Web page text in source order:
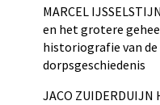
MARCEL
en het grotere
historiografie van
dorpsgeschiedenis
JACO